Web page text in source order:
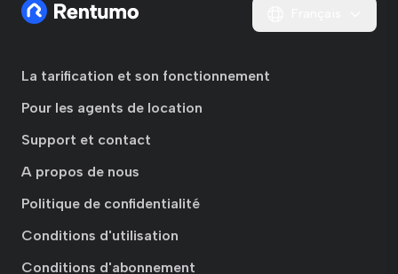
La tarification et son fonctionnement
Pour les agents de location
Support et contact
A propos de nous
Politique de confidentialité
Conditions d'utilisation
Conditions d'abonnement